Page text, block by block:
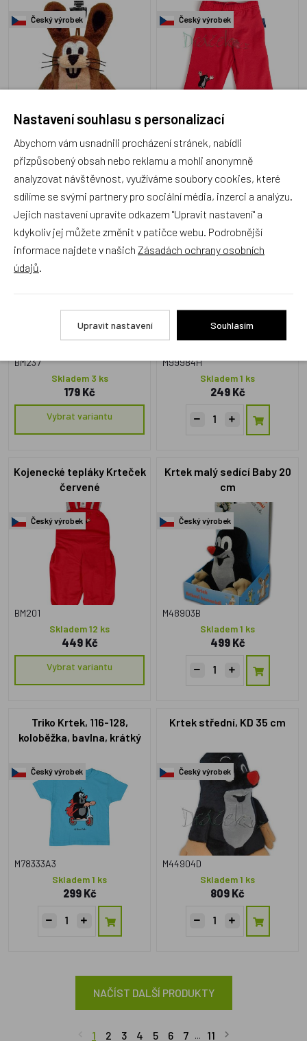
Český výrobek
M35917Z
Skladem 1 ks
199 Kč
Český výrobek
Skladem 3 ks
255 Kč
Vybrat variantu
Punčocháče Krtek fialový
s pruhem
Český výrobek
BM237
Skladem 3 ks
179 Kč
Vybrat variantu
Polštář Krtek 25x25cm,
zima
M99984H
Skladem 1 ks
249 Kč
Kojenecké tepláky Krteček
červené
Český výrobek
BM201
Skladem 12 ks
449 Kč
Vybrat variantu
Krtek malý sedící Baby 20
cm
Český výrobek
M48903B
Skladem 1 ks
499 Kč
Triko Krtek, 116-128,
koloběžka, bavlna, krátký
Český výrobek
M78333A3
Skladem 1 ks
299 Kč
Krtek střední, KD 35 cm
Český výrobek
M44904D
Skladem 1 ks
809 Kč
NAČÍST DALŠÍ PRODUKTY
1 2 3 4 5 6 7 ... 11
Nastavení souhlasu s personalizací
Abychom vám usnadnili procházení stránek, nabídli
přizpůsobený obsah nebo reklamu a mohli anonymně
analyzovat návštěvnost, využíváme soubory cookies, které
sdílíme se svými partnery pro sociální média, inzerci a analýzu.
Jejich nastavení upravíte odkazem "Upravit nastavení" a
kdykoliv jej můžete změnit v patičce webu. Podrobnější
informace najdete v našich Zásadách ochrany osobních
údajů
Upravit nastavení Souhlasím